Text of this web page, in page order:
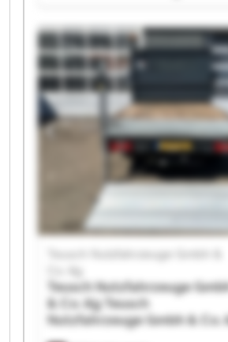
Nutzfahrzeuge Gmbh & Co. Kg
Gmbh & Co. Kg Teusch
Teusch Nutzfahrzeuge Gmbh & Co.
Nutzfahrzeuge Gmbh & Co. Kg
Gmbh & Co. Kg Teusch
Teusch Nutzfahrzeuge Gmbh & Co. Kg
Nutzfahrzeuge Gmbh & Co. Kg
Gmbh & Co. Kg Teusch
Teusch Nutzfahrzeuge Gmbh & Co.
Nutzfahrzeuge Gmbh & Co. Kg
Gmbh & Co. Kg Teusch
Teusch Nutzfahrzeuge Gmbh &
Teusch Nutzfahrzeuge
& Co. Kg Teusch
Nutzfahrzeuge Gmbh & Co.